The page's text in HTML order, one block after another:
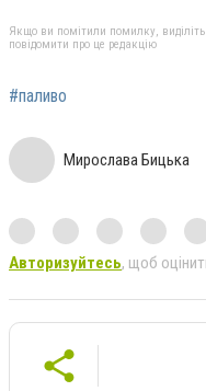
Якщо ви помітили помилку, виділіть
повідомити про це редакцію
#паливо
Мирослава Бицька
Авторизуйтесь, щоб